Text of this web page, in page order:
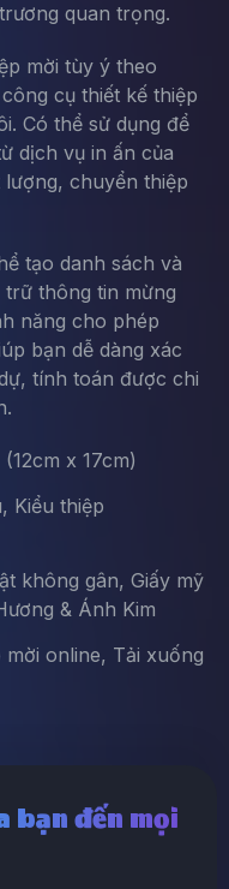
quan trọng.
mời tùy ý theo
cụ thiết kế thiệp
Có thể sử dụng để
dịch vụ in ấn của
chuyển thiệp
tạo danh sách và
thông tin mừng
năng cho phép
bạn dễ dàng xác
tính toán được chi
x 17cm)
Kiểu thiệp
không gân, Giấy mỹ
& Ánh Kim
online, Tải xuống
bạn đến mọi